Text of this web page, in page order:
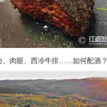
、肉眼、西冷牛排……如何配酒？